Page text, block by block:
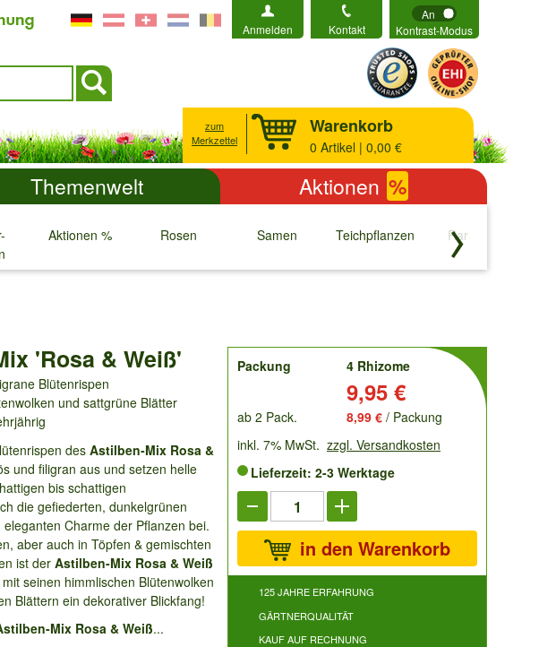
Anmelden Kontakt
An
Kontrast-Modus
zum
Merkzettel
Warenkorb
0 Artikel | 0,00 €
Themenwelt Aktionen %
Aktionen %
↓
Rosen
↓
Samen
↓
Teichpflanzen
↓
Raritäten
↓
'Rosa & Weiß'
Blütenrispen
und sattgrüne Blätter
des Astilben-Mix Rosa &
und filigran aus und setzen helle
bis schattigen
die gefiederten, dunkelgrünen
Charme der Pflanzen bei.
aber auch in Töpfen & gemischten
ist der Astilben-Mix Rosa & Weiß
seinen himmlischen Blütenwolken
Blättern ein dekorativer Blickfang!
Mix Rosa & Weiß...
order
Packung
4 Rhizome
9,95 €
ab 2 Pack. 8,99 € / Packung
inkl. 7% MwSt. zzgl. Versandkosten
Lieferzeit: 2-3 Werktage
in den Warenkorb
125 JAHRE ERFAHRUNG
GÄRTNERQUALITÄT
KAUF AUF RECHNUNG